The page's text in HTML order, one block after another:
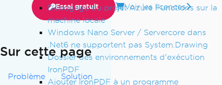
Débogage du projet Azure Functions sur la
machine locale
Windows Nano Server / Servercore dans
.Net6 ne supportent pas System.Drawing
Dossier des environnements d'exécution
IronPDF
Ajouter IronPDF à un programme
Essai gratuit Voir les licences
Sur cette page
Problème Solution